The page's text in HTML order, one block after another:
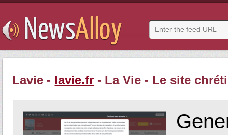
Lavie - lavie.fr - La Vie - Le site